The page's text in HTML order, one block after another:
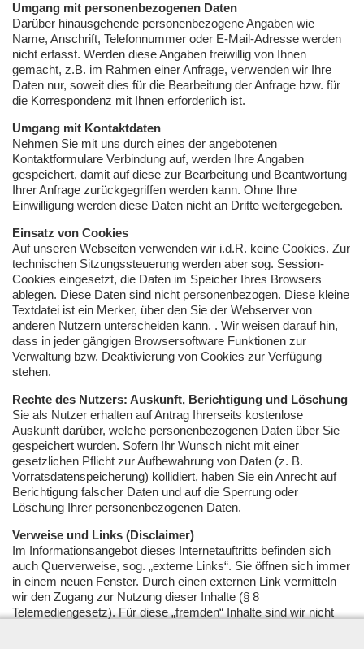
Umgang mit personenbezogenen Daten
Darüber hinausgehende personenbezogene Angaben wie
Name, Anschrift, Telefonnummer oder E-Mail-Adresse werden
nicht erfasst. Werden diese Angaben freiwillig von Ihnen
gemacht, z.B. im Rahmen einer Anfrage, verwenden wir Ihre
Daten nur, soweit dies für die Bearbeitung der Anfrage bzw. für
die Korrespondenz mit Ihnen erforderlich ist.
Umgang mit Kontaktdaten
Nehmen Sie mit uns durch eines der angebotenen
Kontaktformulare Verbindung auf, werden Ihre Angaben
gespeichert, damit auf diese zur Bearbeitung und Beantwortung
Ihrer Anfrage zurückgegriffen werden kann. Ohne Ihre
Einwilligung werden diese Daten nicht an Dritte weitergegeben.
Einsatz von Cookies
Auf unseren Webseiten verwenden wir i.d.R. keine Cookies. Zur
technischen Sitzungssteuerung werden aber sog. Session-
Cookies eingesetzt, die Daten im Speicher Ihres Browsers
ablegen. Diese Daten sind nicht personenbezogen. Diese kleine
Textdatei ist ein Merker, über den Sie der Webserver von
anderen Nutzern unterscheiden kann. . Wir weisen darauf hin,
dass in jeder gängigen Browsersoftware Funktionen zur
Verwaltung bzw. Deaktivierung von Cookies zur Verfügung
stehen.
Rechte des Nutzers: Auskunft, Berichtigung und Löschung
Sie als Nutzer erhalten auf Antrag Ihrerseits kostenlose
Auskunft darüber, welche personenbezogenen Daten über Sie
gespeichert wurden. Sofern Ihr Wunsch nicht mit einer
gesetzlichen Pflicht zur Aufbewahrung von Daten (z. B.
Vorratsdatenspeicherung) kollidiert, haben Sie ein Anrecht auf
Berichtigung falscher Daten und auf die Sperrung oder
Löschung Ihrer personenbezogenen Daten.
Verweise und Links (Disclaimer)
Im Informationsangebot dieses Internetauftritts befinden sich
auch Querverweise, sog. „externe Links“. Sie öffnen sich immer
in einem neuen Fenster. Durch einen externen Link vermitteln
wir den Zugang zur Nutzung dieser Inhalte (§ 8
Telemediengesetz). Für diese „fremden“ Inhalte sind wir nicht